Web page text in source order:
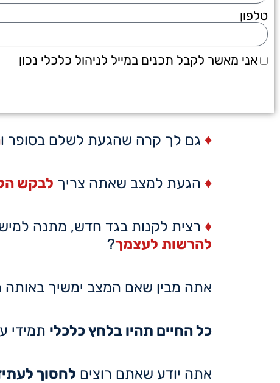
טלפון
אני מאשר לקבל תכנים במייל לניהול כלכלי נכון
♦ גם לך קרה שהגעת לשלם בסופר ו
♦ הגעת למצב שאתה צריך לבקש
♦ רצית לקנות בגד חדש, מתנה
להרשות לעצמך?
אתה מבין שאם המצב ימשיך באותה
כל החיים תהיו בלחץ כלכלי תמידי
אתה יודע שאתם רוצים לחסוך